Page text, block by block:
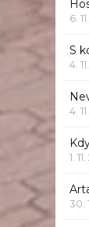
6.
S
4.
4.
1.
30.